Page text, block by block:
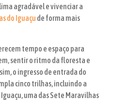
agradável e vivenciar a
do Iguaçu de forma mais
tempo e espaço para
sentir o ritmo da floresta e
o ingresso de entrada do
cinco trilhas, incluindo a
uma das Sete Maravilhas